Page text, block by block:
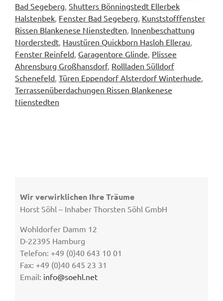
Bad Segeberg, Shutters Bönningstedt Ellerbek
Halstenbek, Fenster Bad Segeberg, Kunststofffenster
Rissen Blankenese Nienstedten, Innenbeschattung
Norderstedt, Haustüren Quickborn Hasloh Ellerau,
Fenster Reinfeld, Garagentore Glinde, Plissee
Ahrensburg Großhansdorf, Rollladen Sülldorf
Schenefeld, Türen Eppendorf Alsterdorf Winterhude,
Terrassenüberdachungen Rissen Blankenese
Nienstedten
Wir verwirklichen Ihre Träume
Horst Söhl – Inhaber Thorsten Söhl GmbH
Wohldorfer Damm 12
D-22395 Hamburg
Telefon: +49 (0)40 643 10 01
Fax: +49 (0)40 645 23 31
Email: info@soehl.net